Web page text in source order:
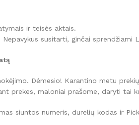
ir teisės aktais.
susitarti, ginčai
Dėmesio! Karantino metu
prekes, maloniai prašome, daryti tai
siuntos numeris, durelių kodas ir